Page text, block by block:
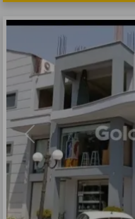
Previous